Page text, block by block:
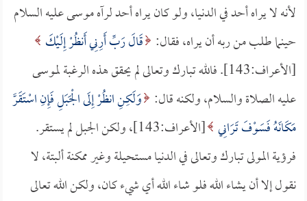
لأنه لا يراه أحد في الدنيا، ولو كان يراه أحد لرآه موسى عليه السلام
حينما طلب من ربه أن يراه، فقال: قَالَ رَبِّ أَرِنِي أَنظُرْ إِلَيْكَ
[الأعراف:143]. فالله تبارك وتعالى لم يحقق هذه الرغبة لموسى
عليه الصلاة والسلام، ولكنه قال: وَلَكِنِ انظُرْ إِلَى الْجَبَلِ فَإِنِ اسْتَقَرَّ
مَكَانَهُ فَسَوْفَ تَرَانِي [الأعراف:143]، ولكن الجبل لم يستقر.
فرؤية المولى تبارك وتعالى في الدنيا مستحيلة وغير ممكنة ألبتة، لا
نقول إلا أن يشاء الله فلو شاء الله أي شيء كان، ولكن الله تعالى